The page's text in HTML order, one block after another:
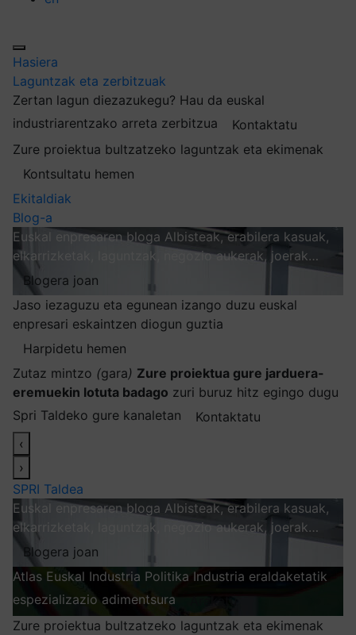
Hasiera
Laguntzak eta zerbitzuak
Zertan lagun diezazukegu? Hau da euskal
industriarentzako arreta zerbitzua
Kontaktatu
Zure proiektua bultzatzeko laguntzak eta ekimenak
Kontsultatu hemen
Ekitaldiak
Blog-a
Euskal enpresaren bloga Albisteak, erabilera kasuak,
elkarrizketak, laguntzak, negozio aukerak, joerak…
Blogera joan
Jaso iezaguzu eta egunean izango duzu euskal
enpresari eskaintzen diogun guztia
Harpidetu hemen
Zutaz mintzo (gara) Zure proiektua gure jarduera-
eremuekin lotuta badago zuri buruz hitz egingo dugu
Spri Taldeko gure kanaletan
Kontaktatu
‹
›
SPRI Taldea
Euskal enpresaren bloga Albisteak, erabilera kasuak,
elkarrizketak, laguntzak, negozio aukerak, joerak…
Blogera joan
Atlas Euskal Industria Politika Industria eraldaketatik
espezializazio adimentsura
Zure proiektua bultzatzeko laguntzak eta ekimenak